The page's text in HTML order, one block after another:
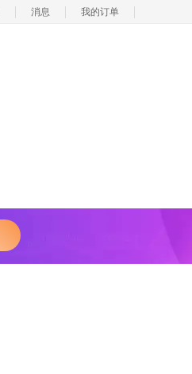
消息 我的订单